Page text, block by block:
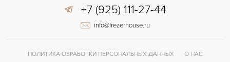
+7 (925) 111-27-44
info@frezerhouse.ru
ПОЛИТИКА ОБРАБОТКИ ПЕРСОНАЛЬНЫХ ДАННЫХ
О НАС